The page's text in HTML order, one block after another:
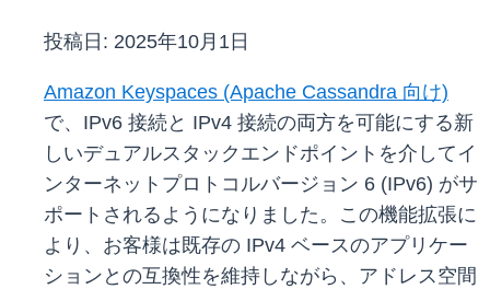
投稿日: 2025年10月1日
Amazon Keyspaces (Apache Cassandra 向け)
で、IPv6 接続と IPv4 接続の両方を可能にする新
しいデュアルスタックエンドポイントを介してイ
ンターネットプロトコルバージョン 6 (IPv6) がサ
ポートされるようになりました。この機能拡張に
より、お客様は既存の IPv4 ベースのアプリケー
ションとの互換性を維持しながら、アドレス空間